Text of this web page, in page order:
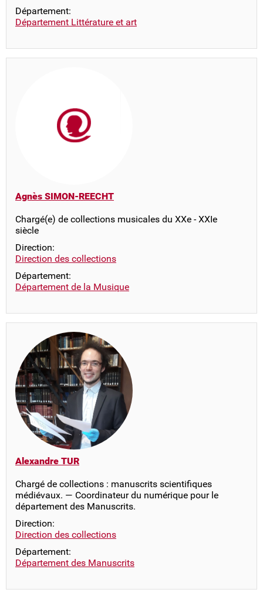
Département:
Département Littérature et art
Agnès SIMON-REECHT
Chargé(e) de collections musicales du XXe - XXIe
siècle
Direction:
Direction des collections
Département:
Département de la Musique
Alexandre TUR
Chargé de collections : manuscrits scientifiques
médiévaux. — Coordinateur du numérique pour le
département des Manuscrits.
Direction:
Direction des collections
Département:
Département des Manuscrits